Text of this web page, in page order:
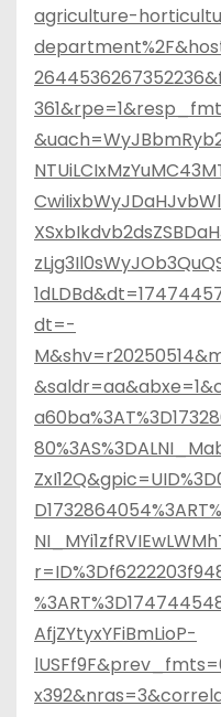
agriculture-
dt=-
AfjZYtyxYFiBmLioP-